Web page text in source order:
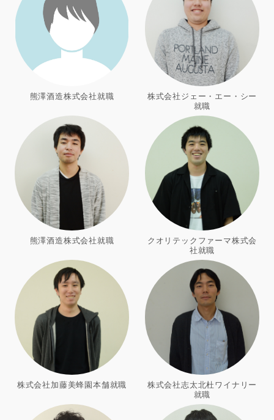
熊澤酒造株式会社就職
株式会社ジェー・エー・シー
就職
熊澤酒造株式会社就職
クオリテックファーマ株式会
社就職
株式会社加藤美蜂園本舗就職
株式会社志太北杜ワイナリー
就職